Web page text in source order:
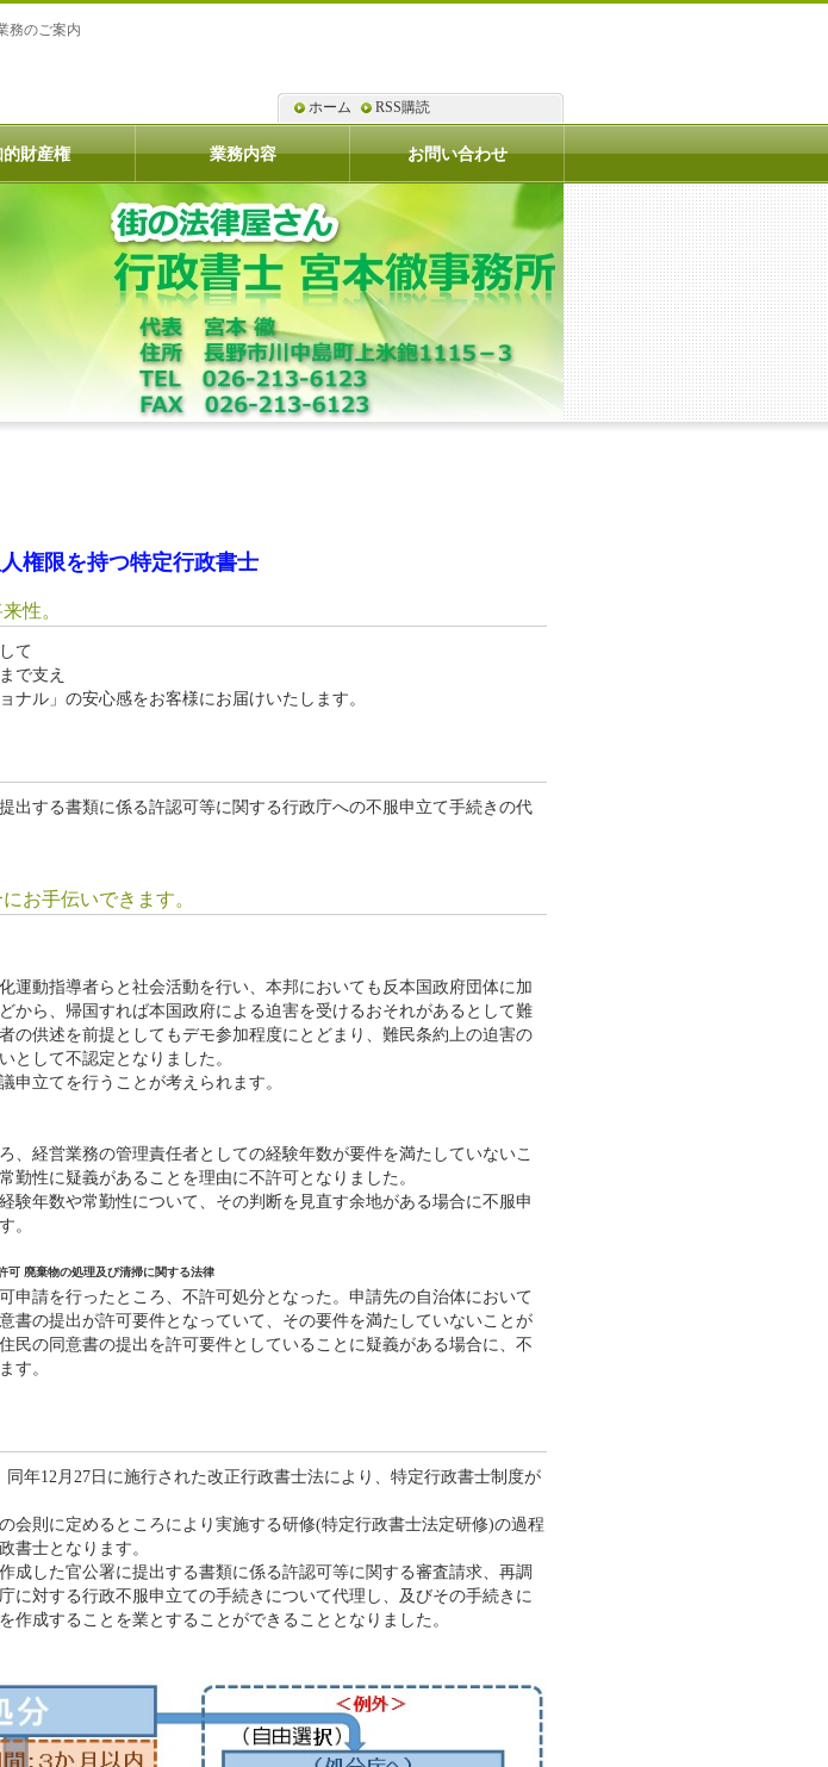
務のご案内
権限を持つ特定行政書士
性。
て
で支え
ナル」の安心感をお客様にお届けいたします。
出する書類に係る許認可等に関する行政庁への不服申立て手続きの代
お手伝いできます。
運動指導者らと社会活動を行い、本邦においても反本国政府団体に加
から、帰国すれば本国政府による迫害を受けるおそれがあるとして難
の供述を前提としてもデモ参加程度にとどまり、難民条約上の迫害の
として不認定となりました。
申立てを行うことが考えられます。
、経営業務の管理責任者としての経験年数が要件を満たしていないこ
勤性に疑義があることを理由に不許可となりました。
験年数や常勤性について、その判断を見直す余地がある場合に不服申
。
可 廃棄物の処理及び清掃に関する法律
申請を行ったところ、不許可処分となった。申請先の自治体において
書の提出が許可要件となっていて、その要件を満たしていないことが
民の同意書の提出を許可要件としていることに疑義がある場合に、不
す。
同年12月27日に施行された改正行政書士法により、特定行政書士制度が
会則に定めるところにより実施する研修(特定行政書士法定研修)の過程
書士となります。
成した官公署に提出する書類に係る許認可等に関する審査請求、再調
に対する行政不服申立ての手続きについて代理し、及びその手続きに
作成することを業とすることができることとなりました。
ホーム RSS購読
的財産権 業務内容 お問い合わせ